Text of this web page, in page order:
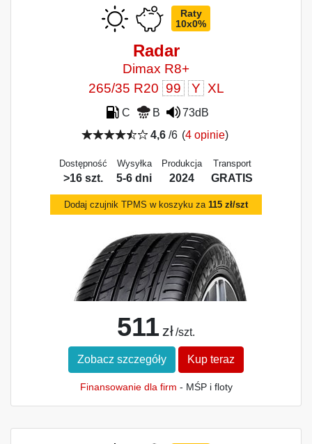
Raty
10x0%
Radar
Dimax R8+
265/35 R20 99 Y XL
C B
73dB
4,6/6 (4 opinie)
Dostępność
>16 szt.
Wysyłka
5-6 dni
Produkcja
2024
Transport
GRATIS
Dodaj czujnik TPMS w koszyku za 115 zł/szt
511 zł /szt.
Zobacz szczegóły Kup teraz
Finansowanie dla firm - MŚP i floty